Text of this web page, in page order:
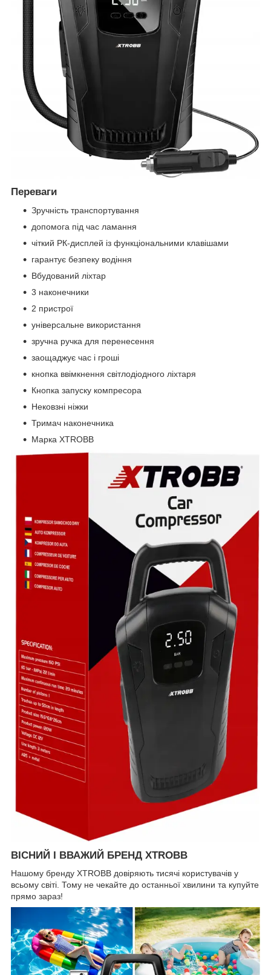
Переваги
Зручність транспортування
допомога під час ламання
чіткий РК-дисплей із функціональними клавішами
гарантує безпеку водіння
Вбудований ліхтар
3 наконечники
2 пристрої
універсальне використання
зручна ручка для перенесення
заощаджує час і гроші
кнопка ввімкнення світлодіодного ліхтаря
Кнопка запуску компресора
Нековзні ніжки
Тримач наконечника
Марка XTROBB
ВІСНИЙ І ВВАЖИЙ БРЕНД XTROBB
Нашому бренду XTROBB довіряють тисячі користувачів у
всьому світі. Тому не чекайте до останньої хвилини та купуйте
прямо зараз!